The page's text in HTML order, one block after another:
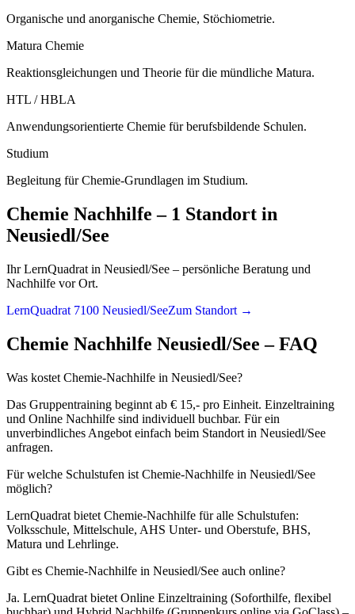
Organische und anorganische Chemie, Stöchiometrie.
Matura Chemie
Reaktionsgleichungen und Theorie für die mündliche Matura.
HTL / HBLA
Anwendungsorientierte Chemie für berufsbildende Schulen.
Studium
Begleitung für Chemie-Grundlagen im Studium.
Chemie Nachhilfe – 1 Standort in
Neusiedl/See
Ihr LernQuadrat in Neusiedl/See – persönliche Beratung und
Nachhilfe vor Ort.
LernQuadrat 7100 Neusiedl/SeeZum Standort →
Chemie Nachhilfe Neusiedl/See – FAQ
Was kostet Chemie-Nachhilfe in Neusiedl/See?
Das Gruppentraining beginnt ab € 15,- pro Einheit. Einzeltraining
und Online Nachhilfe sind individuell buchbar. Für ein
unverbindliches Angebot einfach beim Standort in Neusiedl/See
anfragen.
Für welche Schulstufen ist Chemie-Nachhilfe in Neusiedl/See
möglich?
LernQuadrat bietet Chemie-Nachhilfe für alle Schulstufen:
Volksschule, Mittelschule, AHS Unter- und Oberstufe, BHS,
Matura und Lehrlinge.
Gibt es Chemie-Nachhilfe in Neusiedl/See auch online?
Ja. LernQuadrat bietet Online Einzeltraining (Soforthilfe, flexibel